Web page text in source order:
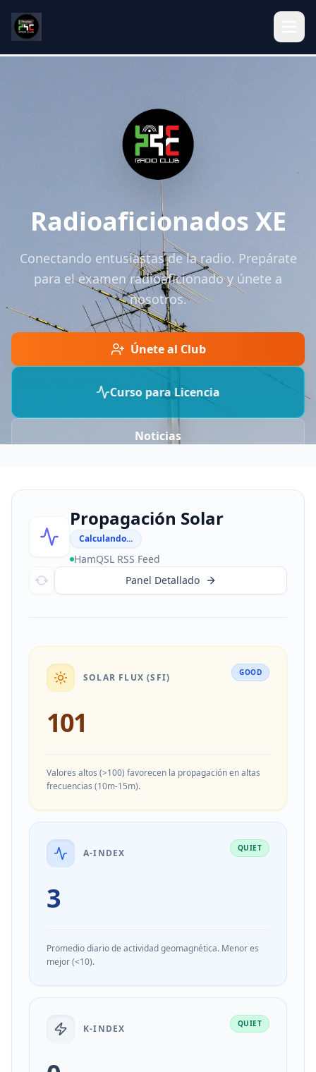
Radioaficionados XE
Conectando entusiastas de la radio. Prepárate
para el examen radioaficionado y únete a
nosotros.
Únete al Club
Curso para Licencia
Noticias
Propagación Solar
Calculando...
HamQSL RSS Feed
Panel Detallado
SOLAR FLUX (SFI) GOOD
101
Valores altos (>100) favorecen la propagación en altas
frecuencias (10m-15m).
A-INDEX QUIET
3
Promedio diario de actividad geomagnética. Menor es
mejor (<10).
K-INDEX QUIET